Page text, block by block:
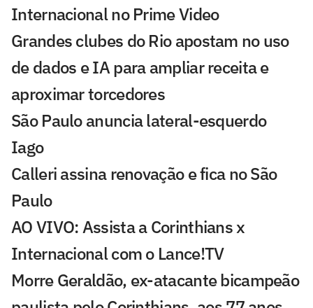
Internacional no Prime Video
Grandes clubes do Rio apostam no uso
de dados e IA para ampliar receita e
aproximar torcedores
São Paulo anuncia lateral-esquerdo
Iago
Calleri assina renovação e fica no São
Paulo
AO VIVO: Assista a Corinthians x
Internacional com o Lance!TV
Morre Geraldão, ex-atacante bicampeão